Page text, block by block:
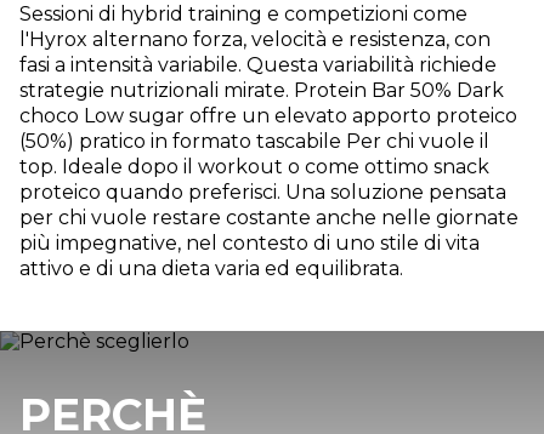
Sessioni di hybrid training e competizioni come
l'Hyrox alternano forza, velocità e resistenza, con
fasi a intensità variabile. Questa variabilità richiede
strategie nutrizionali mirate. Protein Bar 50% Dark
choco Low sugar offre un elevato apporto proteico
(50%) pratico in formato tascabile Per chi vuole il
top. Ideale dopo il workout o come ottimo snack
proteico quando preferisci. Una soluzione pensata
per chi vuole restare costante anche nelle giornate
più impegnative, nel contesto di uno stile di vita
attivo e di una dieta varia ed equilibrata.
PERCHÈ